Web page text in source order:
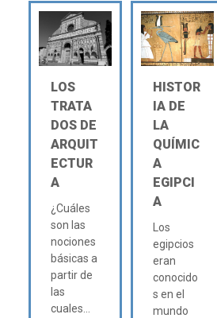
LOS
TRATA
DOS DE
ARQUIT
ECTUR
A
¿Cuáles
son las
nociones
básicas a
partir de
las
cuales...
HISTOR
IA DE
LA
QUÍMIC
A
EGIPCI
A
Los
egipcios
eran
conocido
s en el
mundo